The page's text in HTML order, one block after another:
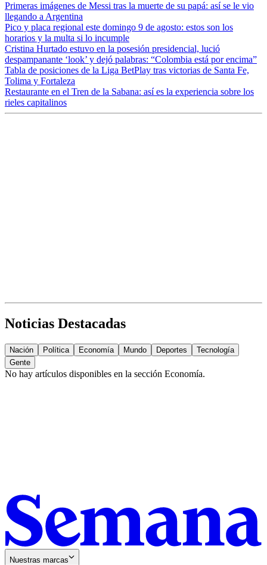
Primeras imágenes de Messi tras la muerte de su papá: así se le vio
llegando a Argentina
Pico y placa regional este domingo 9 de agosto: estos son los
horarios y la multa si lo incumple
Cristina Hurtado estuvo en la posesión presidencial, lució
despampanante ‘look’ y dejó palabras: “Colombia está por encima”
Tabla de posiciones de la Liga BetPlay tras victorias de Santa Fe,
Tolima y Fortaleza
Restaurante en el Tren de la Sabana: así es la experiencia sobre los
rieles capitalinos
Noticias Destacadas
Nación Política Economía Mundo Deportes
Tecnología
Gente
No hay artículos disponibles en la sección Economía.
Nuestras marcas